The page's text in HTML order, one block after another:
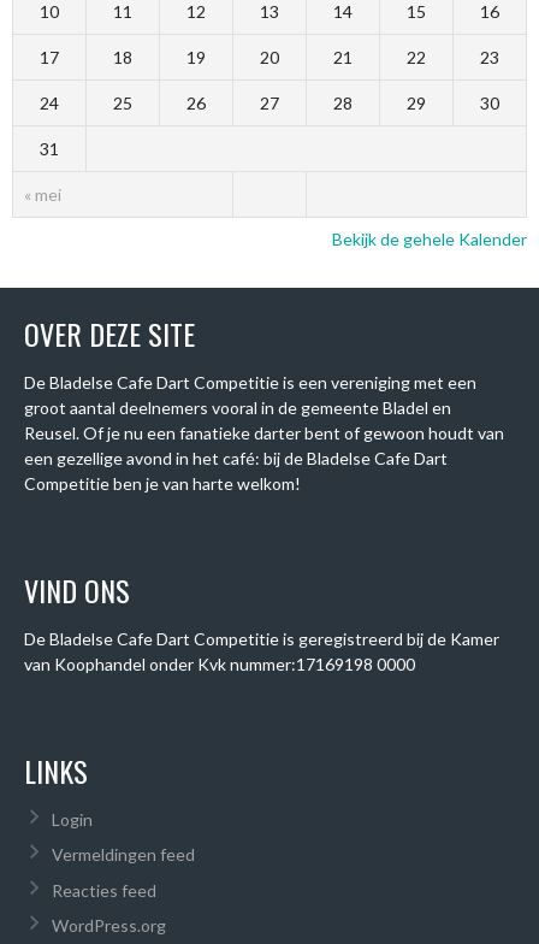
« mei
10 11 12 13 14 15 16
17 18 19 20 21 22 23
24 25 26 27 28 29 30
31
Bekijk de gehele Kalender
OVER DEZE SITE
De Bladelse Cafe Dart Competitie is een vereniging met een
groot aantal deelnemers vooral in de gemeente Bladel en
Reusel. Of je nu een fanatieke darter bent of gewoon houdt van
een gezellige avond in het café: bij de Bladelse Cafe Dart
Competitie ben je van harte welkom!
VIND ONS
De Bladelse Cafe Dart Competitie is geregistreerd bij de Kamer
van Koophandel onder Kvk nummer:17169198 0000
LINKS
Login
Vermeldingen feed
Reacties feed
WordPress.org